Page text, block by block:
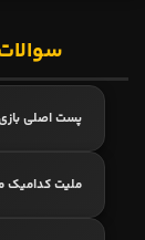
پست اصلی
ملیت کدامیک